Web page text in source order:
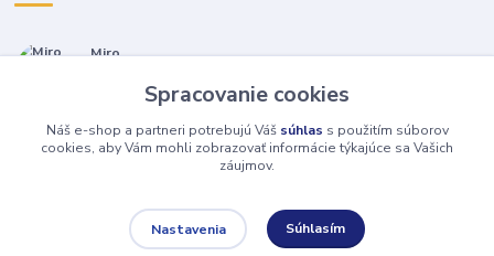
Miro
(Po-Pia, 7-17 hod.)
isopneumatiky@isopneumatiky.sk
Spracovanie cookies
Náš e-shop a partneri potrebujú Váš súhlas s použitím súborov
cookies, aby Vám mohli zobrazovať informácie týkajúce sa Vašich
záujmov.
Nastavenia Súhlasím